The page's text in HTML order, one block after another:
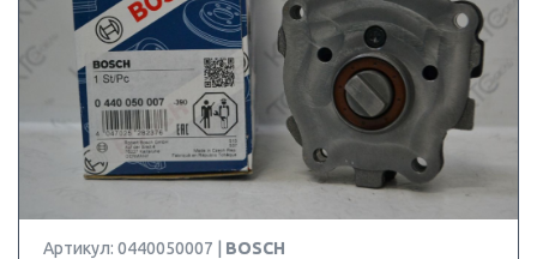
Артикул: 0440050007 | BOSCH